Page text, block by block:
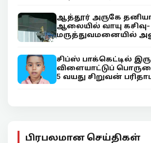
ஆத்தூர் அருகே
ஆலையில் வாயு கசிவு-
மருத்துவமனையில்
சிப்ஸ் பாக்கெட்டில்
விளையாட்டுப்
5 வயது சிறுவன்
பிரபலமான செய்திகள்